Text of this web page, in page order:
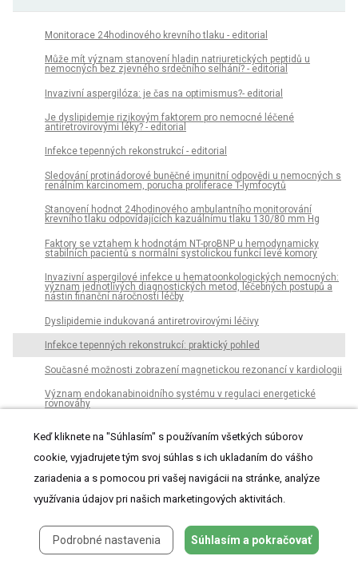
Monitorace 24hodinového krevního tlaku - editorial
Může mít význam stanovení hladin natriuretických peptidů u
nemocných bez zjevného srdečního selhání? - editorial
Invazivní aspergilóza: je čas na optimismus?- editorial
Je dyslipidemie rizikovým faktorem pro nemocné léčené
antiretrovirovými léky? - editorial
Infekce tepenných rekonstrukcí - editorial
Sledování protinádorové buněčné imunitní odpovědi u nemocných s
renálním karcinomem, porucha proliferace T-lymfocytů
Stanovení hodnot 24hodinového ambulantního monitorování
krevního tlaku odpovídajících kazuálnímu tlaku 130/80 mm Hg
Faktory se vztahem k hodnotám NT-proBNP u hemodynamicky
stabilních pacientů s normální systolickou funkcí levé komory
Invazivní aspergilové infekce u hematoonkologických nemocných:
význam jednotlivých diagnostických metod, léčebných postupů a
nástin finanční náročnosti léčby
Dyslipidemie indukovaná antiretrovirovými léčivy
Infekce tepenných rekonstrukcí: praktický pohled
Současné možnosti zobrazení magnetickou rezonancí v kardiologii
Význam endokanabinoidního systému v regulaci energetické
rovnováhy
ochorenia končatín (PAO)
Každý den u nás umírá zbytečně nejméně 60 osob!
Kvantifikace pravo-levého zkratu u pacientky s mnohočetnými
plicními arteriovenózní malformacemi v rámci hemoragické
hereditární teleangiektázie pomocí celotělové scintigrafie s 99mTc-
Z odborné literatury
Keď kliknete na "Súhlasím" s používaním všetkých súborov
cookie, vyjadrujete tým svoj súhlas s ich ukladaním do vášho
zariadenia a s pomocou pri vašej navigácii na stránke, analýze
využívania údajov pri našich marketingových aktivitách.
Podrobné nastavenia Súhlasím a pokračovať